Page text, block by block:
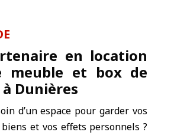
en location
meuble et box de
Dunières
d’un espace pour garder vos
et vos effets personnels ?